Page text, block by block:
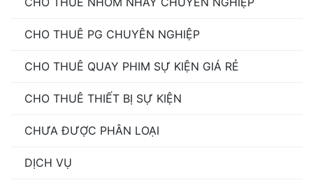
CHO THUÊ PG CHUYÊN NGHIỆP
CHO THUÊ QUAY PHIM SỰ KIỆN GIÁ RẺ
CHO THUÊ THIẾT BỊ SỰ KIỆN
CHƯA ĐƯỢC PHÂN LOẠI
DỊCH VỤ